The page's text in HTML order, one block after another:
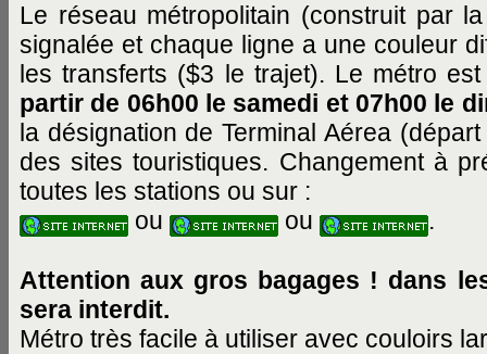
Le réseau métropolitain (construit par
signalée et chaque ligne a une couleur
les transferts ($3 le trajet). Le métro
partir de 06h00 le samedi et 07h00 le
la désignation de Terminal Aérea
des sites touristiques. Changement à
toutes les stations ou sur :
ou
ou .
Attention aux gros bagages ! dans
sera interdit.
Métro très facile à utiliser avec couloirs